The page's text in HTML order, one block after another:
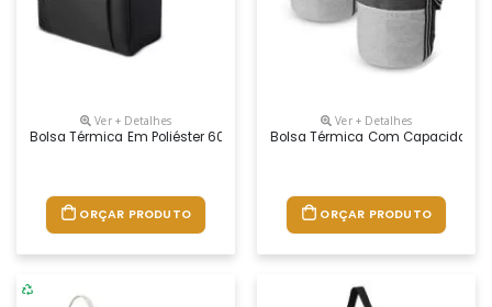
Ver + Detalhes
Bolsa Térmica Em Poliéster 600d Com Revestimento Em Pvc Com
ORÇAR PRODUTO
Ver + Detalhes
Bolsa Térmica Com Capacidade
ORÇAR PRODUTO